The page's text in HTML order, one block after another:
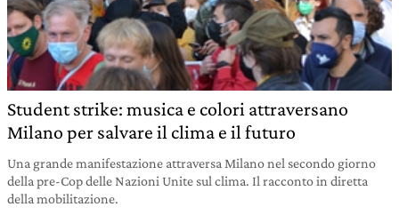
Student strike: musica e colori attraversano
Milano per salvare il clima e il futuro
Una grande manifestazione attraversa Milano nel secondo giorno
della pre-Cop delle Nazioni Unite sul clima. Il racconto in diretta
della mobilitazione.